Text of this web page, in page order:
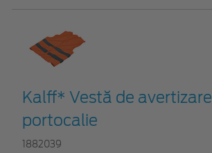
Kalff* Vestă de avertizare
portocalie
1882039